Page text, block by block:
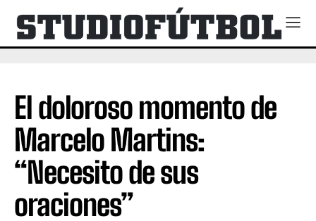
El doloroso momento de
Marcelo Martins:
“Necesito de sus
oraciones”